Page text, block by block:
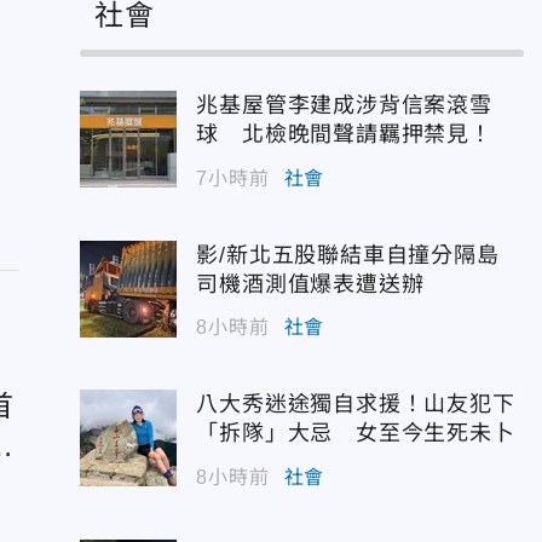
社會
兆基屋管李建成涉背信案滾雪
球 北檢晚間聲請羈押禁見！
7小時前 社會
影/新北五股聯結車自撞分隔島
司機酒測值爆表遭送辦
8小時前 社會
八大秀迷途獨自求援！山友犯下
「拆隊」大忌 女至今生死未卜
8小時前 社會